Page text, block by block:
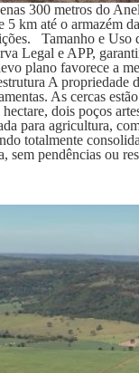
300 metros do
km até o armazém
Tamanho e
Legal e APP,
plano favorece a
A propriedade
As cercas
dois poços
para agricultura,
totalmente
pendências ou